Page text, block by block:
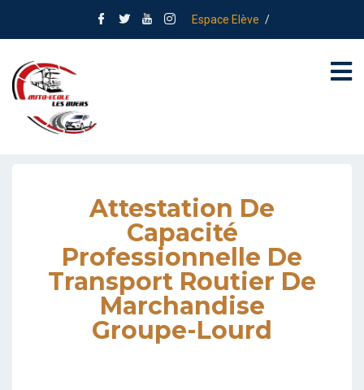
Espace Elève /
Attestation De
Capacité
Professionnelle De
Transport Routier De
Marchandise
Groupe-Lourd